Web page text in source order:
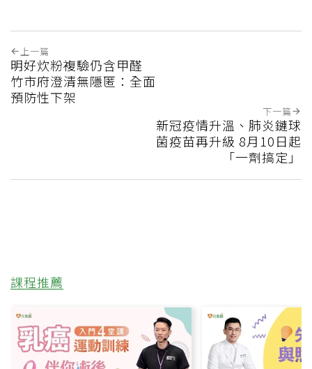
上一篇
明好炊粉複驗仍含甲醛
竹市府澄清無隱匿：全面
預防性下架
下一篇
新冠疫情升溫、肺炎鏈球
菌疫苗再升級 8月10日起
「一劑搞定」
課程推薦